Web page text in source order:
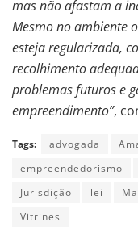
mas não afastam a
Mesmo no ambiente
esteja regularizada,
recolhimento
problemas futuros e
empreendimento”,
Tags: advogada
empreendedorismo
Jurisdição
lei
Vitrines